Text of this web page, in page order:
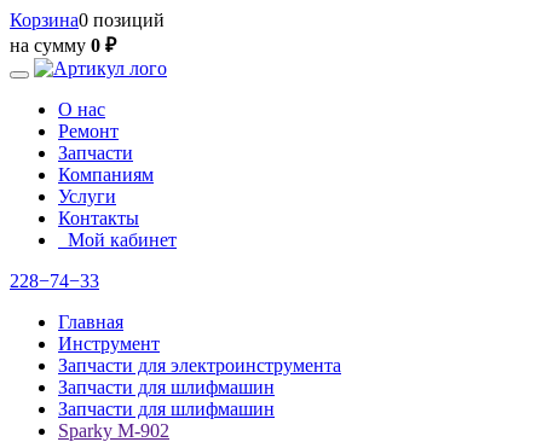
Корзина0 позиций
на сумму 0 ₽
О нас
Ремонт
Запчасти
Компаниям
Услуги
Контакты
Мой кабинет
228−74−33
Главная
Инструмент
Запчасти для электроинструмента
Запчасти для шлифмашин
Запчасти для шлифмашин
Sparky М-902